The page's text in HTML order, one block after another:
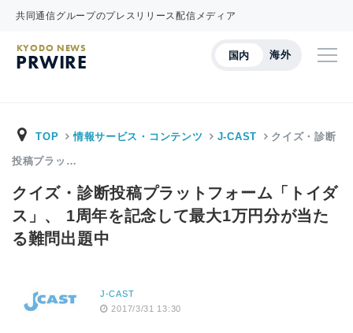
共同通信グループのプレスリリース配信メディア
国内 海外
KYODO NEWS
PRWIRE
TOP 情報サービス・コンテンツ J-CAST クイズ・診断
投稿プラッ…
クイズ・診断投稿プラットフォーム「トイダ
ス」、 1周年を記念して最大1万円分が当た
る難問出題中
J-CAST
2017/3/31 13:30